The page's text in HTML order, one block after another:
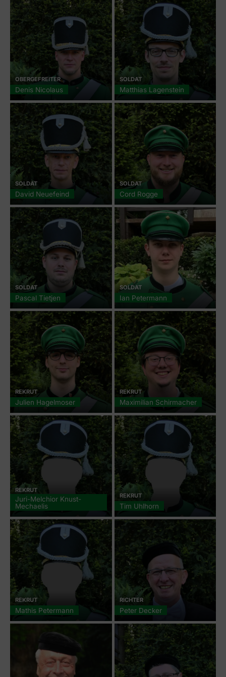
OBERGEFREITER
Denis Nicolaus
SOLDAT
Matthias Lagenstein
SOLDAT
David Neuefeind
SOLDAT
Cord Rogge
SOLDAT
Pascal Tietjen
SOLDAT
Ian Petermann
REKRUT
Julien Hagelmoser
REKRUT
Maximilian Schirmacher
REKRUT
Juri-Melchior Knust-
Mechaelis
REKRUT
Tim Uhlhorn
REKRUT
Mathis Petermann
RICHTER
Peter Decker